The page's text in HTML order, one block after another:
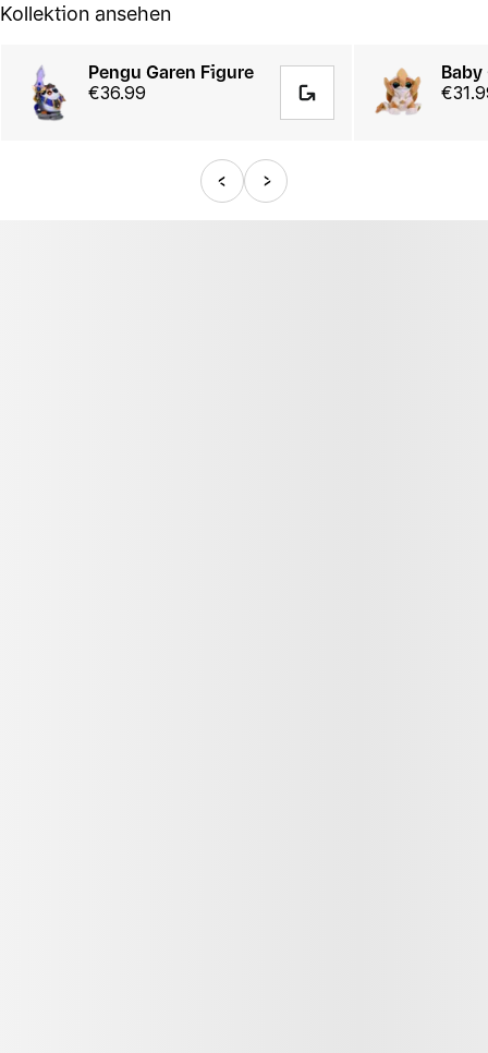
Kollektion ansehen
Pengu Garen Figure
€36.99
Baby